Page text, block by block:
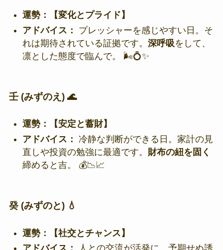
運勢：【変化とプライド】
アドバイス：
プレッシャーを感じやすい日。そ
れは期待されている証拠です。 深呼吸をして、
凛とした態度で臨んで。 🌬️💍✨
壬 (みずのえ) 🌊
運勢：【安定と蓄財】
アドバイス： 冷静な判断ができる日。家計の見
直しや投資の勉強に最適です。 財布の紐を固く
締めると吉。 💰📉📈
癸 (みずのと) 💧
運勢：【社交とチャンス】